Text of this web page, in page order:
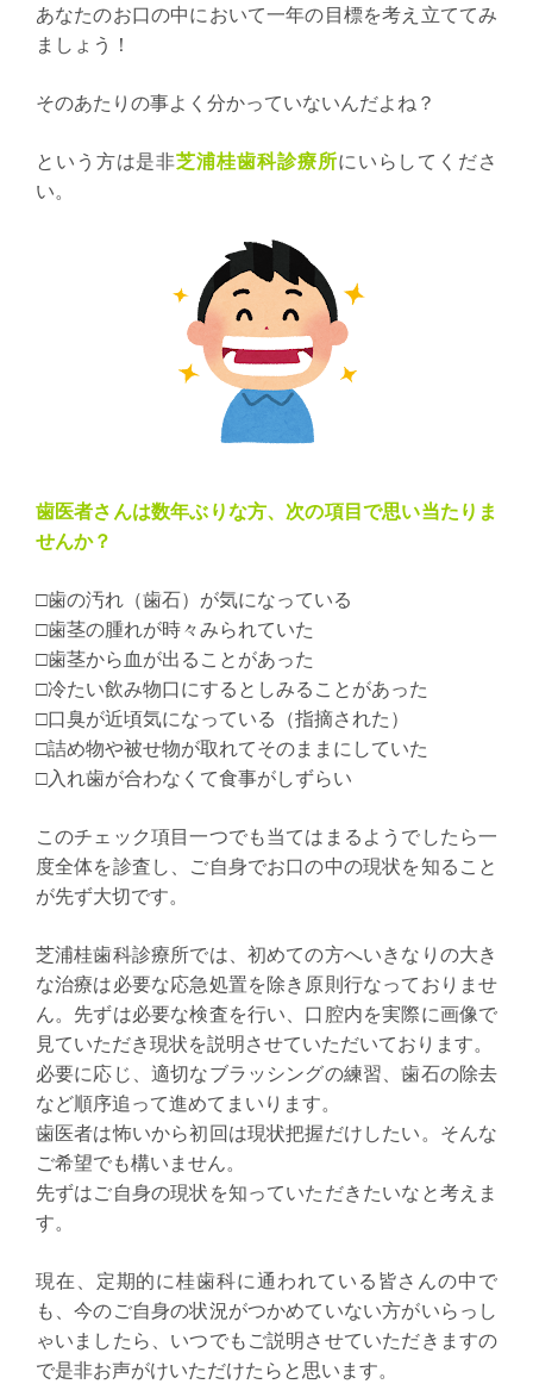
あなたのお口の中において一年の目標を考え立ててみ
ましょう！
そのあたりの事よく分かっていないんだよね？
という方は是非芝浦桂歯科診療所にいらしてくださ
い。
歯医者さんは数年ぶりな方、次の項目で思い当たりま
せんか？
□歯の汚れ（歯石）が気になっている
□歯茎の腫れが時々みられていた
□歯茎から血が出ることがあった
□冷たい飲み物口にするとしみることがあった
□口臭が近頃気になっている（指摘された）
□詰め物や被せ物が取れてそのままにしていた
□入れ歯が合わなくて食事がしずらい
このチェック項目一つでも当てはまるようでしたら一
度全体を診査し、ご自身でお口の中の現状を知ること
が先ず大切です。
芝浦桂歯科診療所では、初めての方へいきなりの大き
な治療は必要な応急処置を除き原則行なっておりませ
ん。 先ずは必要な検査を行い、口腔内を実際に画像で
見ていただき現状を説明させていただいております。
必要に応じ、適切なブラッシングの練習、歯石の除去
など順序追って進めてまいります。
歯医者は怖いから初回は現状把握だけしたい。そんな
ご希望でも構いません。
先ずはご自身の現状を知っていただきたいなと考えま
す。
現在、定期的に桂歯科に通われている皆さんの中で
も、今のご自身の状況がつかめていない方がいらっし
ゃいましたら、いつでもご説明させていただきますの
で是非お声がけいただけたらと思います。